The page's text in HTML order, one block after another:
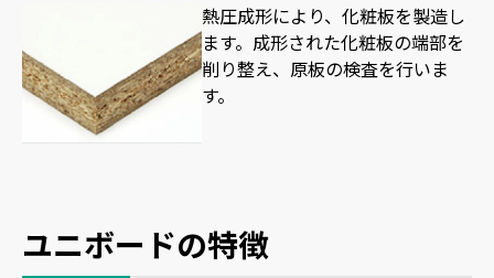
熱圧成形により、化粧板を製造し
ます。成形された化粧板の端部を
削り整え、原板の検査を行いま
す。
ユニボードの特徴